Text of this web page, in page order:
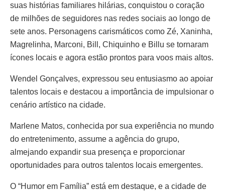
suas histórias familiares hilárias, conquistou o coração
de milhões de seguidores nas redes sociais ao longo de
sete anos. Personagens carismáticos como Zé, Xaninha,
Magrelinha, Marconi, Bill, Chiquinho e Billu se tornaram
ícones locais e agora estão prontos para voos mais altos.
Wendel Gonçalves, expressou seu entusiasmo ao apoiar
talentos locais e destacou a importância de impulsionar o
cenário artístico na cidade.
Marlene Matos, conhecida por sua experiência no mundo
do entretenimento, assume a agência do grupo,
almejando expandir sua presença e proporcionar
oportunidades para outros talentos locais emergentes.
O “Humor em Família” está em destaque, e a cidade de